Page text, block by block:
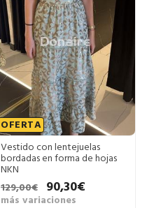
OFERTA
Vestido con lentejuelas
bordadas en forma de hojas
NKN
129,00€
90,30€
más variaciones